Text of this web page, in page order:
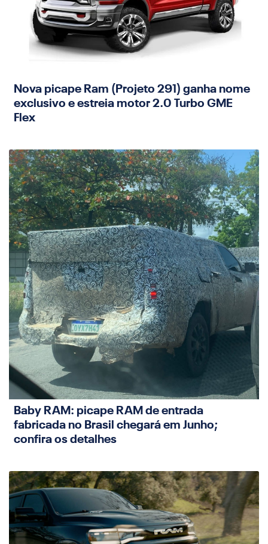
Nova picape Ram (Projeto 291) ganha nome
exclusivo e estreia motor 2.0 Turbo GME
Flex
Baby RAM: picape RAM de entrada
fabricada no Brasil chegará em Junho;
confira os detalhes